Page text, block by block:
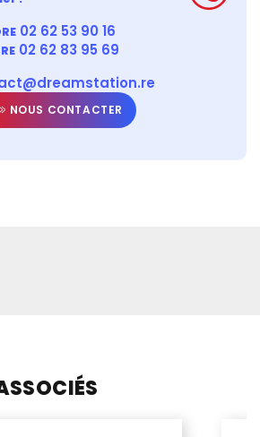
02 62 53 90 16
02 62 83 95 69
NOUS CONTACTER